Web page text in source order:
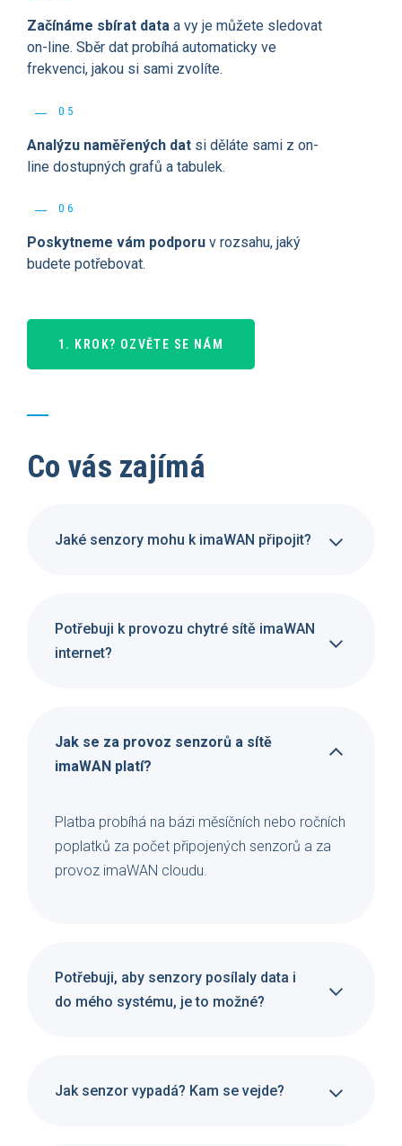
Začínáme sbírat data a vy je můžete sledovat
on-line. Sběr dat probíhá automaticky ve
frekvenci, jakou si sami zvolíte.
05
Analýzu naměřených dat si děláte sami z on-
line dostupných grafů a tabulek.
06
Poskytneme vám podporu v rozsahu, jaký
budete potřebovat.
1. KROK? OZVĚTE SE NÁM
Co vás zajímá
Jaké senzory mohu k imaWAN připojit?
Potřebuji k provozu chytré sítě imaWAN
internet?
Jak se za provoz senzorů a sítě
imaWAN platí?
Platba probíhá na bázi měsíčních nebo ročních
poplatků za počet připojených senzorů a za
provoz imaWAN cloudu.
Potřebuji, aby senzory posílaly data i
do mého systému, je to možné?
Jak senzor vypadá? Kam se vejde?